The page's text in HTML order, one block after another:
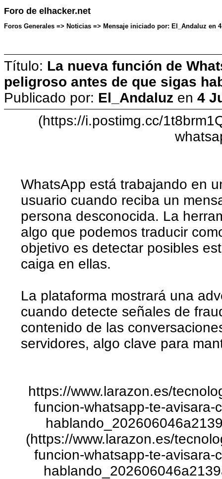
Foro de elhacker.net
Foros Generales => Noticias => Mensaje iniciado por: El_Andaluz en
Título: La nueva función de
peligroso antes de que sigas
Publicado por: El_Andaluz en 4
(https://i.postimg.cc/
WhatsApp está trabajando en
usuario cuando reciba un
persona desconocida. La
algo que podemos traducir
objetivo es detectar posibles
caiga en ellas.
La plataforma mostrará una
cuando detecte señales de
contenido de las
servidores, algo clave para
https://www.larazon.es/
funcion-whatsapp-te-avisara-
(https://www.larazon.es/
funcion-whatsapp-te-avisara-